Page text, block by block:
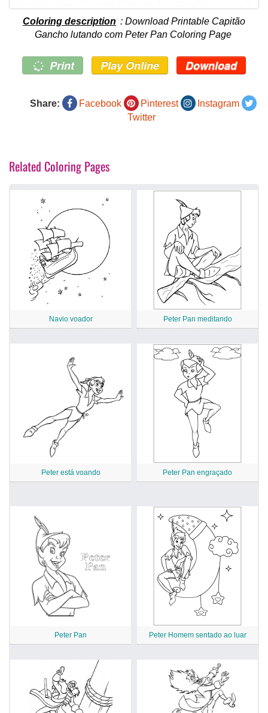
Coloring description : Download Printable Capitão
Gancho lutando com Peter Pan Coloring Page
Print Play Online Download
Share: Facebook Pinterest
Instagram
Twitter
Related Coloring Pages
Navio voador Peter Pan meditando
Peter está voando Peter Pan engraçado
Peter Pan Peter Homem sentado ao luar